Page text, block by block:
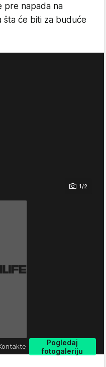
pre napada na
šta će biti za buduće
1/2
Pogledaj
fotogaleriju